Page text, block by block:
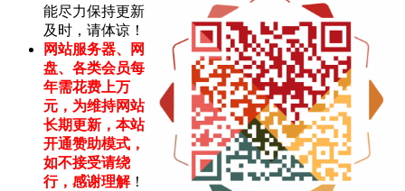
能尽力保持更新
及时，请体谅！
网站服务器、网
盘、各类会员每
年需花费上万
元，为维持网站
长期更新，本站
开通赞助模式，
如不接受请绕
行，感谢理解！